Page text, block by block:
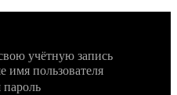
учётную запись
имя пользователя